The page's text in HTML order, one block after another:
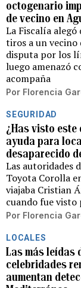
octogenario
de vecino en
La Fiscalía
tiros a un vecino
disputa por los
luego amenazó
acompaña
Por Florencia
SEGURIDAD
¿Has visto
ayuda para
desaparecido
Las autoridades
Toyota Corolla
viajaba Cristian
cuando fue
Por Florencia
LOCALES
Las más leídas
celebridades
aumentan